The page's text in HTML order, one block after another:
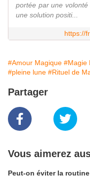
portée par une
une solution positi...
https://
#Amour Magique #Magie
#pleine lune #Rituel de
Partager
Vous aimerez
Peut-on éviter la